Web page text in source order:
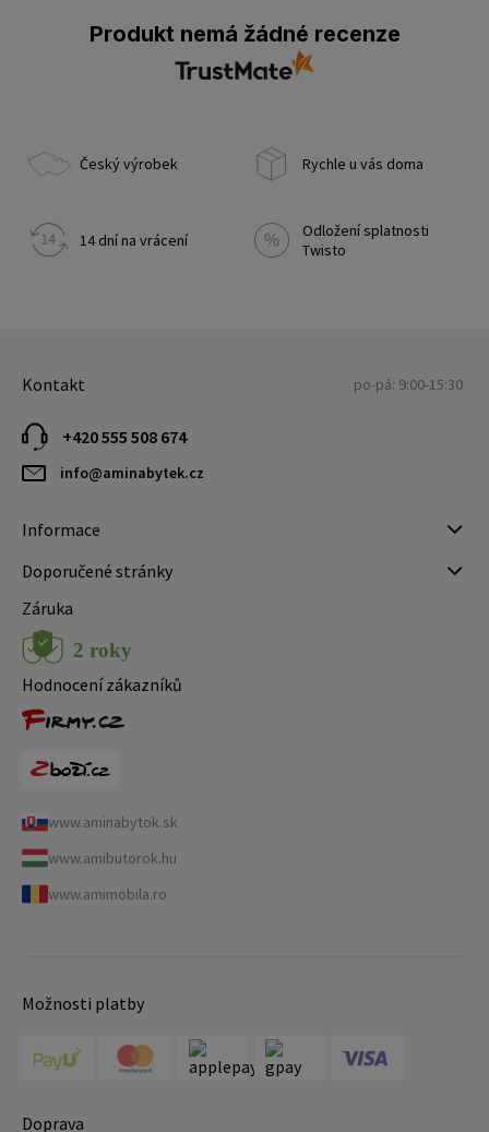
Produkt nemá žádné recenze
Český výrobek Rychle u vás doma
14 dní na vrácení
Odložení splatnosti
Twisto
Kontakt po-pá: 9:00-15:30
+420 555 508 674
info@aminabytek.cz
Informace
Doporučené stránky
Záruka
Hodnocení zákazníků
www.aminabytok.sk
www.amibutorok.hu
www.amimobila.ro
Možnosti platby
Doprava